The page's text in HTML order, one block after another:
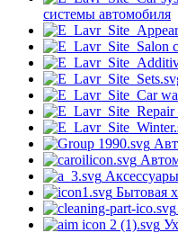
системы автомобиля
Аксессуары
Бытовая